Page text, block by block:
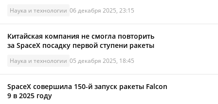
Наука и технологии 06 декабря 2025, 23:15
Китайская компания не смогла повторить
за SpaceX посадку первой ступени ракеты
Наука и технологии 05 декабря 2025, 18:45
SpaceX совершила 150-й запуск ракеты Falcon
9 в 2025 году